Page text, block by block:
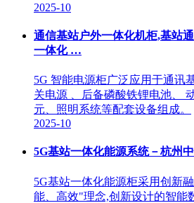
2025-10
通信基站户外一体化机柜,基站
一体化 …
5G 智能电源柜广泛应用于通讯
关电源 、后备磷酸铁锂电池、
元、照明系统等配套设备组成。
2025-10
5G基站一体化能源系统－杭州
5G基站一体化能源柜采用创新
能、高效"理念,创新设计的智能